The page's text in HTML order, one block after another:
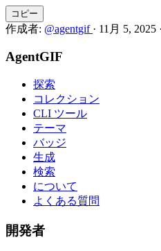
コピー
作成者: @agentgif · 11月 5, 2025 ·
AgentGIF
探索
コレクション
CLI ツール
テーマ
バッジ
生成
検索
について
よくある質問
開発者